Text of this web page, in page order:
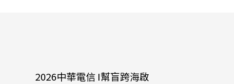
2026中華電信 I幫盲跨海啟